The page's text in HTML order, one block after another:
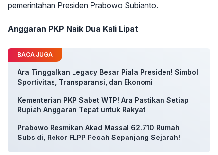
pemerintahan Presiden Prabowo Subianto.
Anggaran PKP Naik Dua Kali Lipat
BACA JUGA
Ara Tinggalkan Legacy Besar Piala Presiden! Simbol
Sportivitas, Transparansi, dan Ekonomi
Kementerian PKP Sabet WTP! Ara Pastikan Setiap
Rupiah Anggaran Tepat untuk Rakyat
Prabowo Resmikan Akad Massal 62.710 Rumah
Subsidi, Rekor FLPP Pecah Sepanjang Sejarah!